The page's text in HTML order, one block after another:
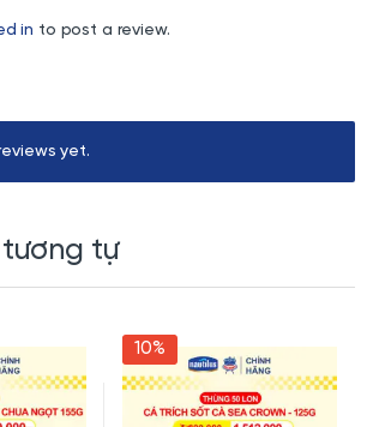
in to post a review.
yet.
tự
10%